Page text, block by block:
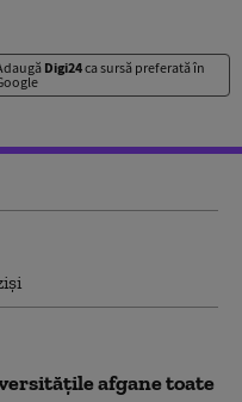
Digi24ca sursă preferată în
afgane toate